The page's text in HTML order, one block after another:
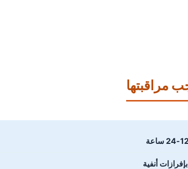
مراقبتها
أنفية